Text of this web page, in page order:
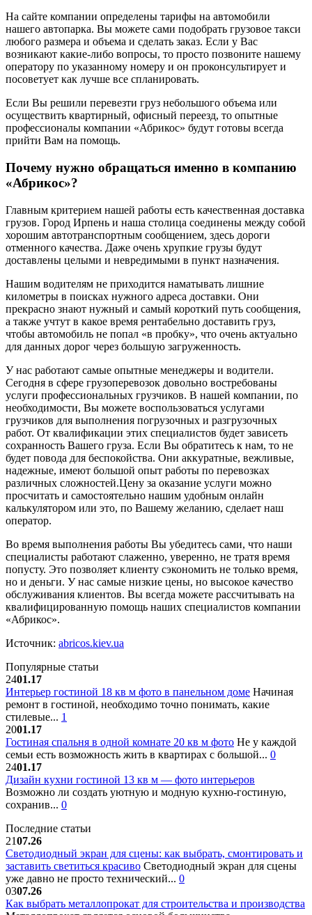
На сайте компании определены тарифы на автомобили
нашего автопарка. Вы можете сами подобрать грузовое такси
любого размера и объема и сделать заказ. Если у Вас
возникают какие-либо вопросы, то просто позвоните нашему
оператору по указанному номеру и он проконсультирует и
посоветует как лучше все спланировать.
Если Вы решили перевезти груз небольшого объема или
осуществить квартирный, офисный переезд, то опытные
профессионалы компании «Абрикос» будут готовы всегда
прийти Вам на помощь.
Почему нужно обращаться именно в компанию
«Абрикос»?
Главным критерием нашей работы есть качественная доставка
грузов. Город Ирпень и наша столица соединены между собой
хорошим автотранспортным сообщением, здесь дороги
отменного качества. Даже очень хрупкие грузы будут
доставлены целыми и невредимыми в пункт назначения.
Нашим водителям не приходится наматывать лишние
километры в поисках нужного адреса доставки. Они
прекрасно знают нужный и самый короткий путь сообщения,
а также учтут в какое время рентабельно доставить груз,
чтобы автомобиль не попал «в пробку», что очень актуально
для данных дорог через большую загруженность.
У нас работают самые опытные менеджеры и водители.
Сегодня в сфере грузоперевозок довольно востребованы
услуги профессиональных грузчиков. В нашей компании, по
необходимости, Вы можете воспользоваться услугами
грузчиков для выполнения погрузочных и разгрузочных
работ. От квалификации этих специалистов будет зависеть
сохранность Вашего груза. Если Вы обратитесь к нам, то не
будет повода для беспокойства. Они аккуратные, вежливые,
надежные, имеют большой опыт работы по перевозках
различных сложностей.Цену за оказание услуги можно
просчитать и самостоятельно нашим удобным онлайн
калькулятором или это, по Вашему желанию, сделает наш
оператор.
Во время выполнения работы Вы убедитесь сами, что наши
специалисты работают слаженно, уверенно, не тратя время
попусту. Это позволяет клиенту сэкономить не только время,
но и деньги. У нас самые низкие цены, но высокое качество
обслуживания клиентов. Вы всегда можете рассчитывать на
квалифицированную помощь наших специалистов компании
«Абрикос».
Источник: abricos.kiev.ua
Популярные статьи
2401.17
Интерьер гостиной 18 кв м фото в панельном доме Начиная
ремонт в гостиной, необходимо точно понимать, какие
стилевые... 1
2001.17
Гостиная спальня в одной комнате 20 кв м фото Не у каждой
семьи есть возможность жить в квартирах с большой... 0
2401.17
Дизайн кухни гостиной 13 кв м — фото интерьеров
Возможно ли создать уютную и модную кухню-гостиную,
сохранив... 0
Последние статьи
2107.26
Светодиодный экран для сцены: как выбрать, смонтировать и
заставить светиться красиво Светодиодный экран для сцены
уже давно не просто технический... 0
0307.26
Как выбрать металлопрокат для строительства и производства